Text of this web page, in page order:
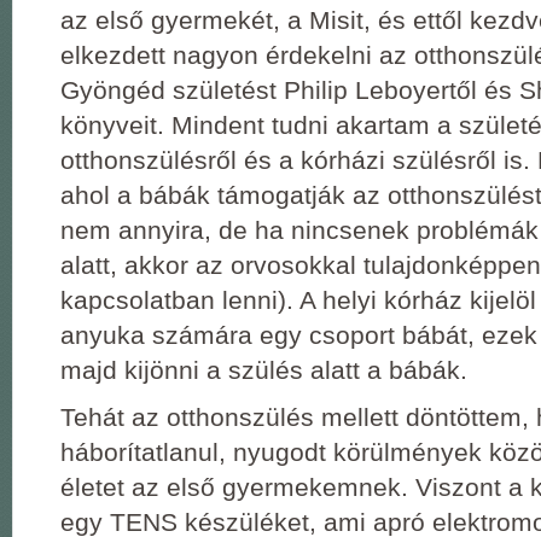
az első gyermekét, a Misit, és ettől
elkezdett nagyon érdekelni az
Gyöngéd születést Philip Leboyertől és
könyveit. Mindent tudni akartam a
otthonszülésről és a kórházi szülésről is.
ahol a bábák támogatják az
nem annyira, de ha nincsenek
alatt, akkor az orvosokkal
kapcsolatban lenni). A helyi kórház
anyuka számára egy csoport bábát,
majd kijönni a szülés alatt a bábák.
Tehát az otthonszülés mellett döntöttem,
háborítatlanul, nyugodt körülmények
életet az első gyermekemnek. Viszont a
egy TENS készüléket, ami apró